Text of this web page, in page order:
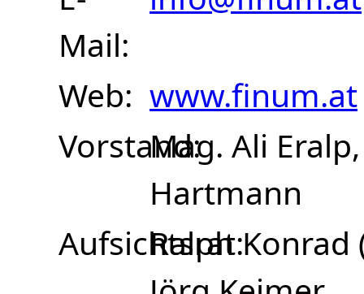
Mail
Web
www.finum.at
VorstandMag. Ali
Hartmann
AufsichtsratRalph Konrad